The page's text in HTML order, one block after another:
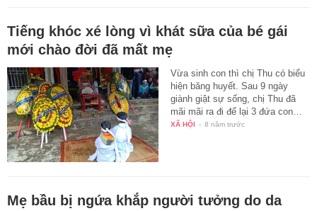
Tiếng khóc xé lòng vì khát sữa của bé gái
mới chào đời đã mất mẹ
Vừa sinh con thì chị Thu có biểu
hiện băng huyết. Sau 9 ngày
giành giật sự sống, chị Thu đã
mãi mãi ra đi để lại 3 đứa con…
XÃ HỘI - 8 năm trước
Mẹ bầu bị ngứa khắp người tưởng do da